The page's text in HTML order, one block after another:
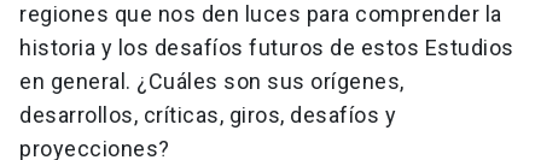
regiones que nos den luces para comprender la
historia y los desafíos futuros de estos Estudios
en general. ¿Cuáles son sus orígenes,
desarrollos, críticas, giros, desafíos y
proyecciones?